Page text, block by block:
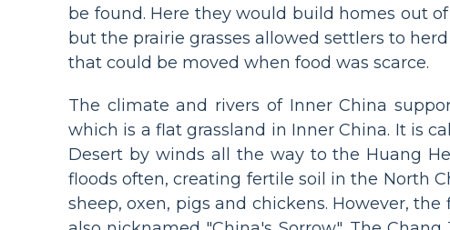
be found. Here they would build homes out
but the prairie grasses allowed settlers to
that could be moved when food was scarce.
The climate and rivers of Inner China
which is a flat grassland in Inner China. It is
Desert by winds all the way to the Huang
floods often, creating fertile soil in the North
sheep, oxen, pigs and chickens. However,